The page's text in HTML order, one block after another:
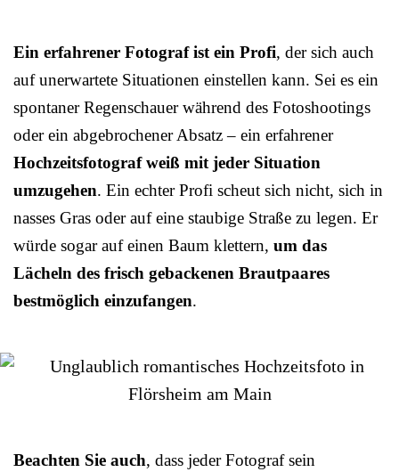
Ein erfahrener Fotograf ist ein Profi, der sich auch
auf unerwartete Situationen einstellen kann. Sei es ein
spontaner Regenschauer während des Fotoshootings
oder ein abgebrochener Absatz – ein erfahrener
Hochzeitsfotograf weiß mit jeder Situation
umzugehen. Ein echter Profi scheut sich nicht, sich in
nasses Gras oder auf eine staubige Straße zu legen. Er
würde sogar auf einen Baum klettern, um das
Lächeln des frisch gebackenen Brautpaares
bestmöglich einzufangen.
Beachten Sie auch, dass jeder Fotograf sein